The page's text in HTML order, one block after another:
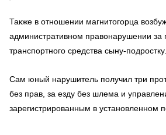
Также в отношении магнитогорца
административном правонарушении за
транспортного средства сыну-подростку.
Сам юный нарушитель получил три
без прав, за езду без шлема и
зарегистрированным в установленном